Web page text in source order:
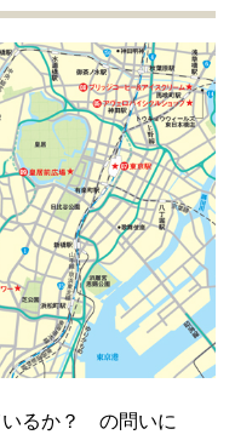
いるか？ の問いに